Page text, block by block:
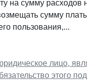
на сумму расходов
сумму
пользования,...
лицо,
этого